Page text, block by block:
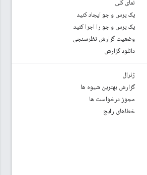
نمای کلی
یک پرس و جو ایجاد کنید
یک پرس و جو را اجرا کنید
وضعیت گزارش نظرسنجی
دانلود گزارش
ژنرال
گزارش بهترین شیوه ها
مجوز درخواست ها
خطاهای رایج